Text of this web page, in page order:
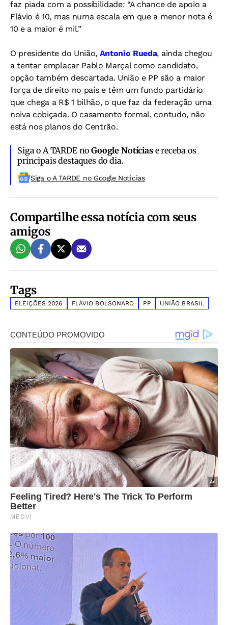
faz piada com a possibilidade: “A chance de apoio a
Flávio é 10, mas numa escala em que a menor nota é
10 e a maior é mil.”
O presidente do União, Antonio Rueda, ainda chegou
a tentar emplacar Pablo Marçal como candidato,
opção também descartada. União e PP são a maior
força de direito no país e têm um fundo partidário
que chega a R$ 1 bilhão, o que faz da federação uma
noiva cobiçada. O casamento formal, contudo, não
está nos planos do Centrão.
Siga o A TARDE noGoogle Notíciase receba os
principais destaques do dia.
Siga o A TARDE no Google Noticias
Compartilhe essa notícia com seus
amigos
Tags
ELEIÇÕES 2026 FLÁVIO BOLSONARO PP UNIÃO BRASIL